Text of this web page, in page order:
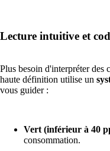
Lecture intuitive et
Plus besoin d'interpréter
haute définition utilise un
vous guider :
Vert (inférieur à 40
consommation.